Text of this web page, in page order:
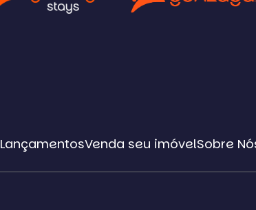
LançamentosVenda seu imóvelSobre